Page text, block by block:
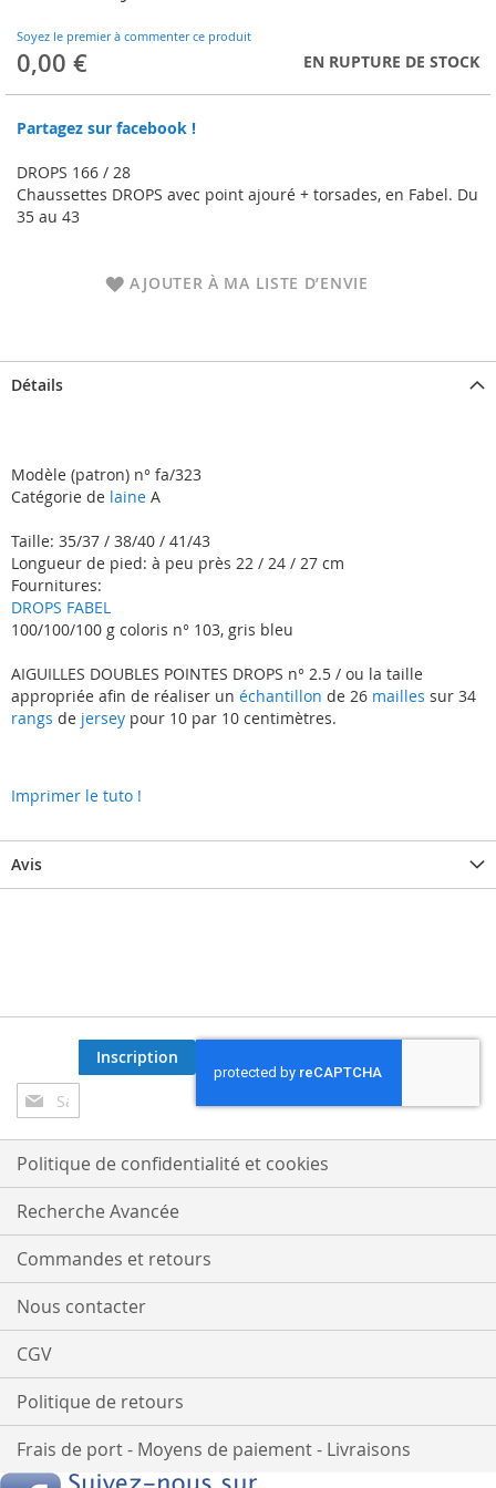
Soyez le premier à commenter ce produit
0,00 € EN RUPTURE DE STOCK
Partagez sur facebook !
DROPS 166 / 28
Chaussettes DROPS avec point ajouré + torsades, en Fabel. Du
35 au 43
AJOUTER À MA LISTE D’ENVIE
beginning
of
the
gallery
Détails
Modèle (patron) n° fa/323
Catégorie de laine A
Taille: 35/37 / 38/40 / 41/43
Longueur de pied: à peu près 22 / 24 / 27 cm
Fournitures:
DROPS FABEL
100/100/100 g coloris n° 103, gris bleu
AIGUILLES DOUBLES POINTES DROPS n° 2.5 / ou la taille
appropriée afin de réaliser un échantillon de 26 mailles sur 34
rangs de jersey pour 10 par 10 centimètres.
Imprimer le tuto !
Avis
Inscription
à
notre
lettre
d’information
:
Inscription
Politique de confidentialité et cookies
Recherche Avancée
Commandes et retours
Nous contacter
CGV
Politique de retours
Frais de port - Moyens de paiement - Livraisons